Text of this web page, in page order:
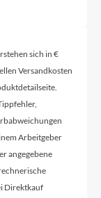
sich in €
Versandkosten
Arbeitgeber
angegebene
Direktkauf